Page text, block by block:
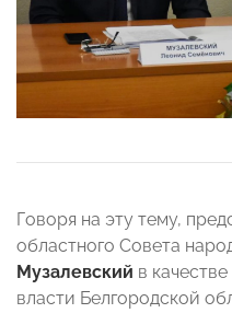
Говоря на эту тему,
областного Совета
Музалевский в
власти Белгородской